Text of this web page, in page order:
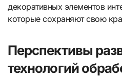
декоративных элементов
которые сохраняют свою
Перспективы
технологий